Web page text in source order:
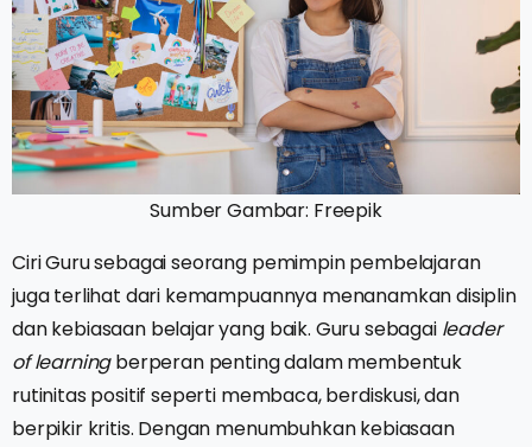
Sumber Gambar: Freepik
Ciri Guru sebagai seorang pemimpin pembelajaran
juga terlihat dari kemampuannya menanamkan disiplin
dan kebiasaan belajar yang baik. Guru sebagai leader
of learningberperan penting dalam membentuk
rutinitas positif seperti membaca, berdiskusi, dan
berpikir kritis. Dengan menumbuhkan kebiasaan